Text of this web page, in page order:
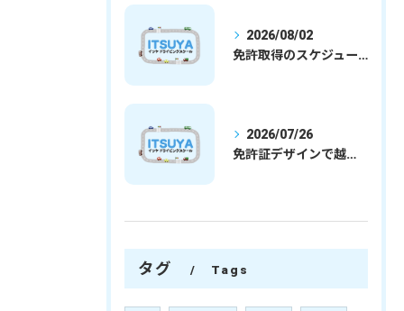
2026/08/02
免許取得のスケジュールを徹底解説学生社会人の通学合宿別プランで最短取得のコツ
2026/07/26
免許証デザインで越谷市愛を表現する埼玉県さいたま市越谷市の免許取得完全ガイド
タグ Tags